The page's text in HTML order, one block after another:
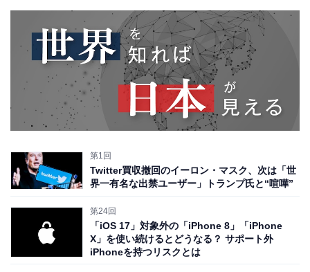
第1回
Twitter買収撤回のイーロン・マスク、次は「世
界一有名な出禁ユーザー」トランプ氏と“喧嘩”
第24回
「iOS 17」対象外の「iPhone 8」「iPhone
X」を使い続けるとどうなる？ サポート外
iPhoneを持つリスクとは